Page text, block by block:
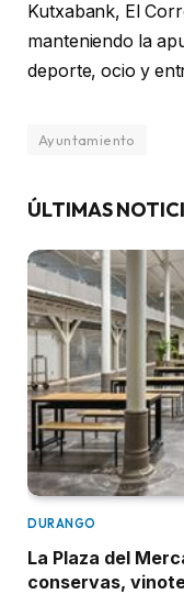
Kutxabank, El
manteniendo la
deporte, ocio y
Ayuntamiento
ÚLTIMAS
DURANGO
La Plaza del
conservas,